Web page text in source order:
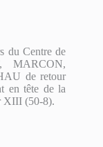
du Centre de
MARCON,
de retour
en tête de la
XIII (50-8).